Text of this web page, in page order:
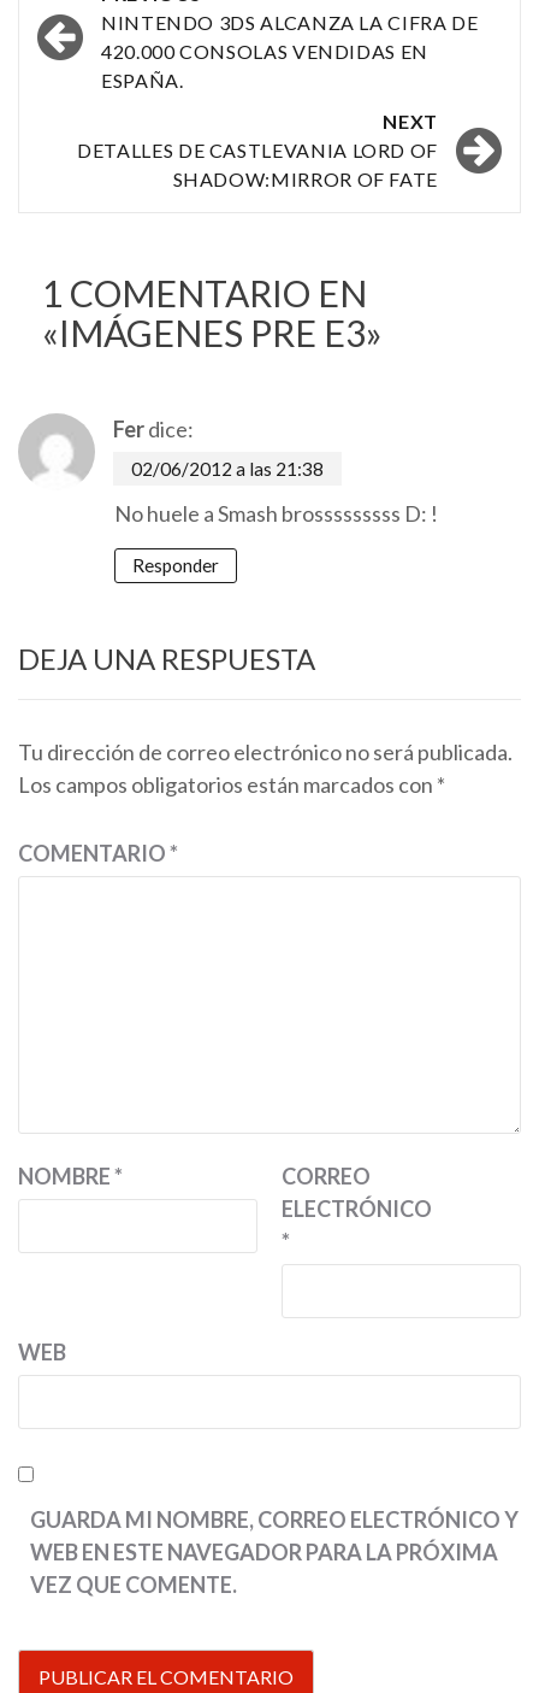
navigation
NINTENDO 3DS ALCANZA LA CIFRA DE
420.000 CONSOLAS VENDIDAS EN
ESPAÑA.
NEXT
DETALLES DE CASTLEVANIA LORD OF
SHADOW:MIRROR OF FATE
1 COMENTARIO EN
«IMÁGENES PRE E3»
Ferdice:
02/06/2012 a las 21:38
No huele a Smash brosssssssss D: !
Responder
DEJA UNA RESPUESTA
Tu dirección de correo electrónico no será publicada.
Los campos obligatorios están marcados con *
COMENTARIO*
NOMBRE*
CORREO
ELECTRÓNICO
*
WEB
GUARDA MI NOMBRE, CORREO ELECTRÓNICO Y
WEB EN ESTE NAVEGADOR PARA LA PRÓXIMA
VEZ QUE COMENTE.